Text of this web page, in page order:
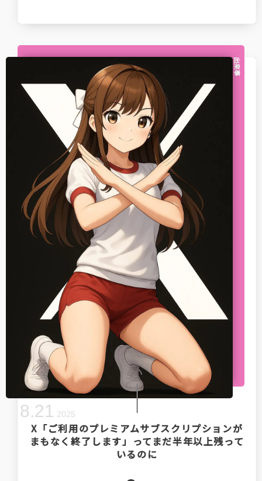
出来事
X「ご利用のプレミアムサブスクリプションが
まもなく終了します」ってまだ半年以上残って
いるのに
8.21 2025